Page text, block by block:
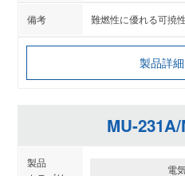
難燃性に優れる可撓
製品詳
MU-
電